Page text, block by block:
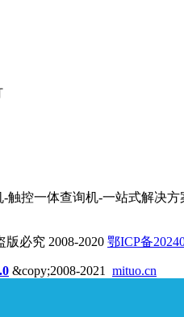
触控一体查询机-一站式解决方
必究 2008-2020 鄂ICP备
&copy;2008-2021 mituo.cn